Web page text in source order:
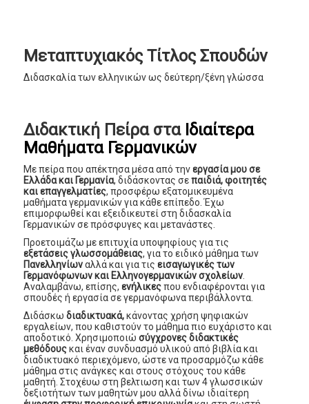
Μεταπτυχιακός Τίτλος Σπουδών
Διδασκαλία των ελληνικών ως δεύτερη/ξένη γλώσσα
Διδακτική Πείρα στα Ιδιαίτερα
Μαθήματα Γερμανικών
Με πείρα που απέκτησα μέσα από τηνεργασία μου σε
Ελλάδα και Γερμανία, διδάσκοντας σεπαιδιά, φοιτητές
και επαγγελματίες, προσφέρω εξατομικευμένα
μαθήματα γερμανικών για κάθε επίπεδο. Έχω
επιμορφωθεί και εξειδικευτεί στη διδασκαλία
Γερμανικών σε πρόσφυγες και μετανάστες.
Προετοιμάζω με επιτυχία υποψηφίους για τις
εξετάσεις γλωσσομάθειας, για το ειδικό μάθημα των
Πανελληνίωναλλά και για τιςεισαγωγικές των
Γερμανόφωνων και Ελληνογερμανικών σχολείων
Αναλαμβάνω, επίσης,ενήλικεςπου ενδιαφέρονται για
σπουδές ή εργασία σε γερμανόφωνα περιβάλλοντα.
Διδάσκωδιαδικτυακά,κάνοντας χρήση ψηφιακών
εργαλείων, που καθιστούν το μάθημα πιο ευχάριστο και
αποδοτικό. Χρησιμοποιώσύγχρονες διδακτικές
μεθόδουςκαι έναν συνδυασμό υλικού από βιβλία και
διαδικτυακό περιεχόμενο, ώστε να προσαρμόζω κάθε
μάθημα στις ανάγκες και στους στόχους του κάθε
μαθητή. Στοχέυω στη βελτιωση και των 4 γλωσσικών
δεξιοτήτων των μαθητών μου αλλά δίνω ιδιαίτερη